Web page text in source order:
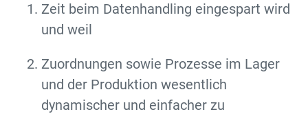
Zeit beim Datenhandling eingespart wird
und weil
Zuordnungen sowie Prozesse im Lager
und der Produktion wesentlich
dynamischer und einfacher zu